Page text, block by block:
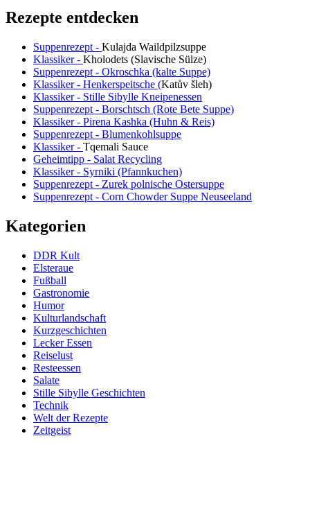
Rezepte entdecken
Suppenrezept - Kulajda Waildpilzsuppe
Klassiker - Kholodets (Slavische Sülze)
Suppenrezept - Okroschka (kalte Suppe)
Klassiker - Henkerspeitsche (Katův šleh)
Klassiker - Stille Sibylle Kneipenessen
Suppenrezept - Borschtsch (Rote Bete Suppe)
Klassiker - Pirena Kashka (Huhn & Reis)
Suppenrezept - Blumenkohlsuppe
Klassiker - Tqemali Sauce
Geheimtipp - Salat Recycling
Klassiker - Syrniki (Pfannkuchen)
Suppenrezept - Zurek polnische Ostersuppe
Suppenrezept - Corn Chowder Suppe Neuseeland
Kategorien
DDR Kult
Elsteraue
Fußball
Gastronomie
Humor
Kulturlandschaft
Kurzgeschichten
Lecker Essen
Reiselust
Resteessen
Salate
Stille Sibylle Geschichten
Technik
Welt der Rezepte
Zeitgeist